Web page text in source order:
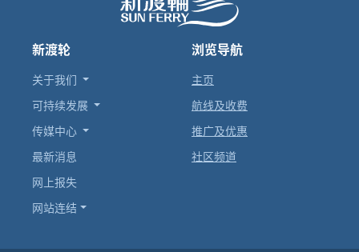
新渡轮
关于我们
可持续发展
传媒中心
最新消息
网上报失
网站连结
浏览导航
主页
航线及收费
推广及优惠
社区频道